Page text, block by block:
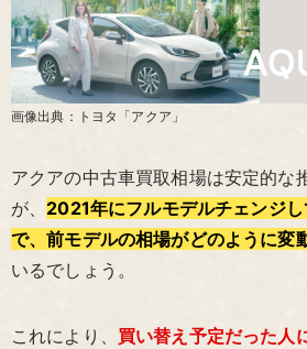
画像出典：トヨタ「アクア」
アクアの中古車買取相場は安定的な
が、 2021年にフルモデルチェンジ
で、前モデルの相場がどのように変
いるでしょう。
これにより、 買い替え予定だった人